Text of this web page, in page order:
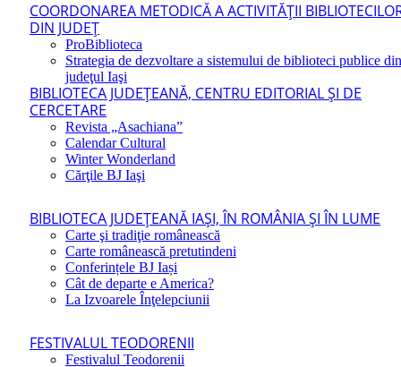
COORDONAREA METODICĂ A ACTIVITĂŢII
DIN JUDEŢ
ProBiblioteca
Strategia de dezvoltare a sistemului de biblioteci publice din
judeţul Iaşi
BIBLIOTECA JUDEŢEANĂ, CENTRU EDITORIAL ŞI DE
CERCETARE
Revista „Asachiana”
Calendar Cultural
Winter Wonderland
Cărţile BJ Iaşi
BIBLIOTECA JUDEŢEANĂ IAŞI, ÎN ROMÂNIA ŞI ÎN LUME
Carte şi tradiţie românească
Carte românească pretutindeni
Conferințele BJ Iași
Cât de departe e America?
La Izvoarele Înţelepciunii
FESTIVALUL TEODORENII
Festivalul Teodorenii